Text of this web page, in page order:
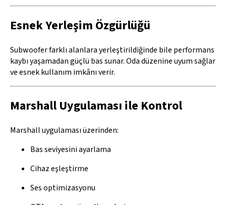
Esnek Yerleşim Özgürlüğü
Subwoofer farklı alanlara yerleştirildiğinde bile performans
kaybı yaşamadan güçlü bas sunar. Oda düzenine uyum sağlar
ve esnek kullanım imkânı verir.
Marshall Uygulaması ile Kontrol
Marshall uygulaması üzerinden:
Bas seviyesini ayarlama
Cihaz eşleştirme
Ses optimizasyonu